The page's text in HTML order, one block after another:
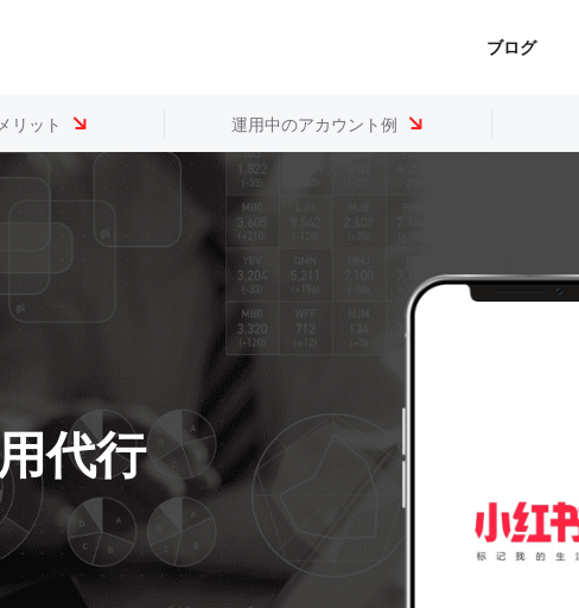
ブログ
リット 運用中のアカウント例
代行